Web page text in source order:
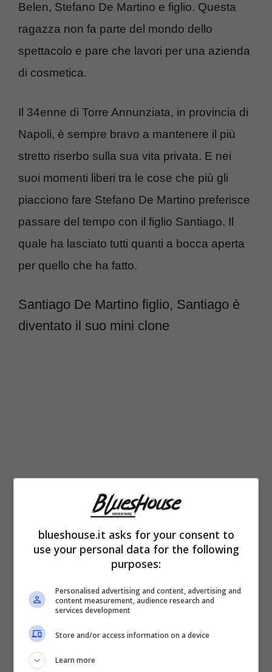
Belen, Stefano De Martino e figlio. Questa
ragazza non fa parte del mondo dello
spettacolo e pare che lavori per una azienda
di cosmetica.
Il 34enne di Torre Annunziata, in provincia di
Napoli, è sempre bravo a mantenere il più
stretto riserbo sulla sua vita privata. E nei
suoi momenti liberi tra le cose che più gli
piacciono fare Stefano De Martino preferisce
passare del tempo con il figlio Santiago. Il
quale ha lasciato tutti quanti a bocca aperta
per quello che ha fatto.
Santiago De Martino figlio, Santiago è
diventato il suo mini clone
blueshouse.it asks for your consent to
use your personal data for the following
purposes:
Personalised advertising and content, advertising and
content measurement, audience research and
services development
Store and/or access information on a device
Learn more